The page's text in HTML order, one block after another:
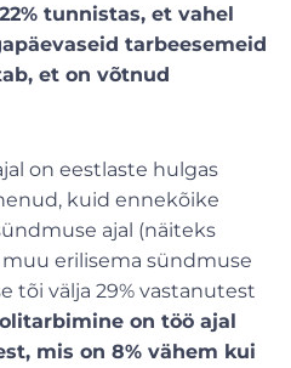
tunnistas, et vahel
tarbeesemeid
et on võtnud
on eestlaste hulgas
kuid ennekõike
ajal (näiteks
erilisema sündmuse
tõi välja 29% vastanutest
on töö ajal
mis on 8% vähem kui